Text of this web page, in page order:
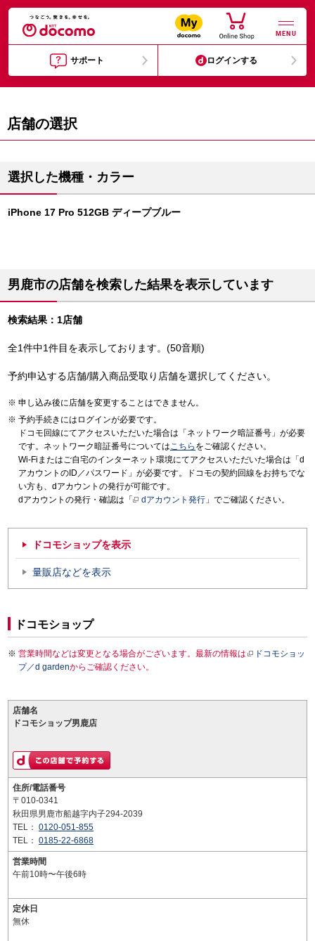
MENU
サポート ログインする
店舗の選択
選択した機種・カラー
iPhone 17 Pro 512GB ディープブルー
男鹿市の店舗を検索した結果を表示しています
検索結果：1店舗
全1件中1件目を表示しております。(50音順)
予約申込する店舗/購入商品受取り店舗を選択してください。
申し込み後に店舗を変更することはできません。
予約手続きにはログインが必要です。
ドコモ回線にてアクセスいただいた場合は「ネットワーク暗証番号」が必要
です。ネットワーク暗証番号についてはこちら をご確認ください。
Wi-Fiまたはご自宅のインターネット環境にてアクセスいただいた場合は「d
アカウントのID／パスワード」が必要です。ドコモの契約回線をお持ちでな
い方も、dアカウントの発行が可能です。
dアカウントの発行・確認は「
dアカウント発行 」でご確認ください。
ドコモショップを表示
量販店などを表示
ドコモショップ
営業時間などは変更となる場合がございます。最新の情報は
ドコモショッ
プ／d gardenからご確認ください。
店舗名
ドコモショップ男鹿店
住所/電話番号
〒010-0341
秋田県男鹿市船越字内子294-2039
TEL： 0120-051-855
TEL： 0185-22-6868
営業時間
午前10時〜午後6時
定休日
無休